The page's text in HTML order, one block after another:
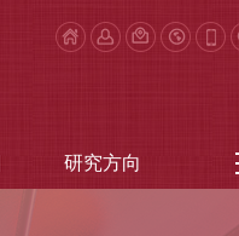
研究方向